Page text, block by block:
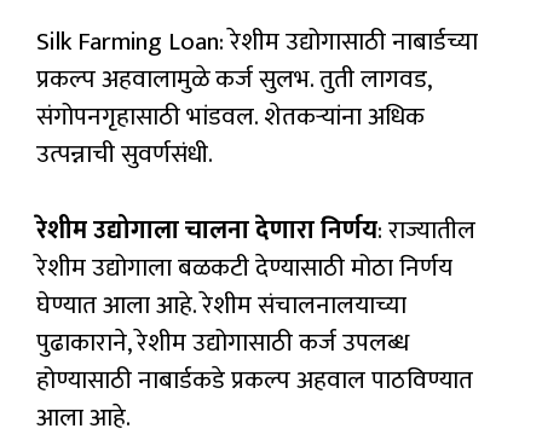
Silk Farming Loan: रेशीम उद्योगासाठी नाबार्डच्या
प्रकल्प अहवालामुळे कर्ज सुलभ. तुती लागवड,
संगोपनगृहासाठी भांडवल. शेतकऱ्यांना अधिक
उत्पन्नाची सुवर्णसंधी.
रेशीम उद्योगाला चालना देणारा निर्णय: राज्यातील
रेशीम उद्योगाला बळकटी देण्यासाठी मोठा निर्णय
घेण्यात आला आहे. रेशीम संचालनालयाच्या
पुढाकाराने, रेशीम उद्योगासाठी कर्ज उपलब्ध
होण्यासाठी नाबार्डकडे प्रकल्प अहवाल पाठविण्यात
आला आहे.